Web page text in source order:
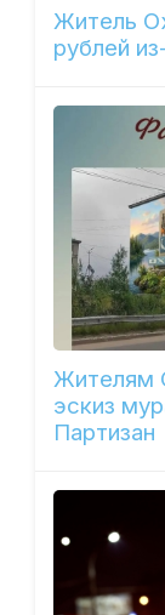
Житель
рублей
Жителям
эскиз
Партизан